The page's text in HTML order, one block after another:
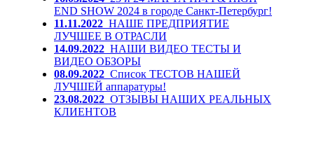
END SHOW 2024 в городе Санкт-Петербург!
11.11.2022 НАШЕ ПРЕДПРИЯТИЕ
ЛУЧШЕЕ В ОТРАСЛИ
14.09.2022 НАШИ ВИДЕО ТЕСТЫ И
ВИДЕО ОБЗОРЫ
08.09.2022 Список ТЕСТОВ НАШЕЙ
ЛУЧШЕЙ аппаратуры!
23.08.2022 ОТЗЫВЫ НАШИХ РЕАЛЬНЫХ
КЛИЕНТОВ